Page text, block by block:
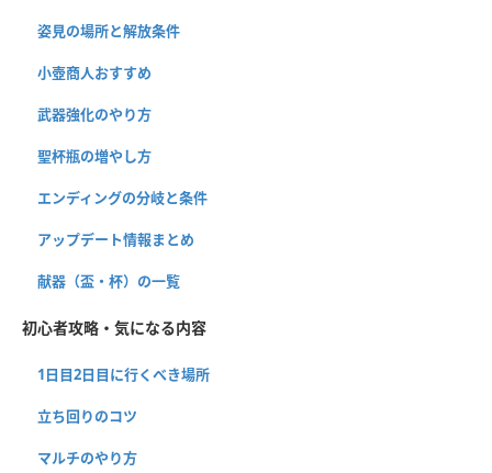
姿見の場所と解放条件
小壺商人おすすめ
武器強化のやり方
聖杯瓶の増やし方
エンディングの分岐と条件
アップデート情報まとめ
献器（盃・杯）の一覧
初心者攻略・気になる内容
1日目2日目に行くべき場所
立ち回りのコツ
マルチのやり方